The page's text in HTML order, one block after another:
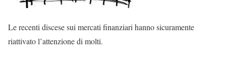
Le recenti discese sui mercati finanziari hanno sicuramente
riattivato l’attenzione di molti.